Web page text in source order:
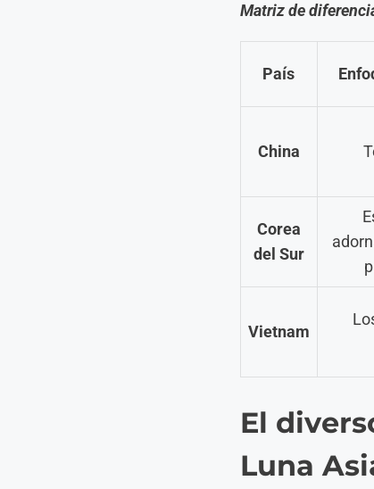
Matriz de
País
China
Corea
del Sur
Vietnam
El
Luna